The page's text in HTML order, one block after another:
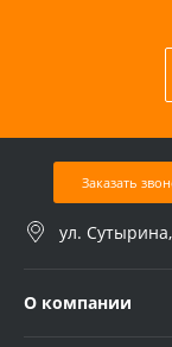
Заказать
ул.
О компании